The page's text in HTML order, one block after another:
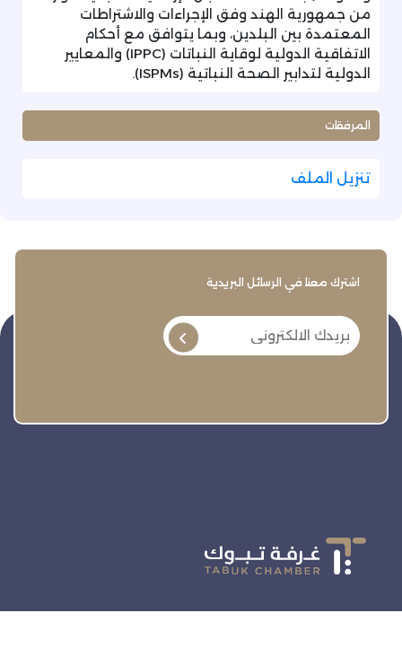
من جمهورية الهند وفق الإجراءات والاشتراطات
المعتمدة بين البلدين، وبما يتوافق مع أحكام
الاتفاقية الدولية لوقاية النباتات (IPPC) والمعايير
الدولية لتدابير الصحة النباتية (ISPMs).
المرفقات
تنزيل الملف
اشترك معنا في الرسائل البريدية